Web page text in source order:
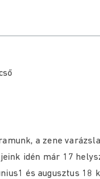
a zene
idén már 17
és augusztus 18